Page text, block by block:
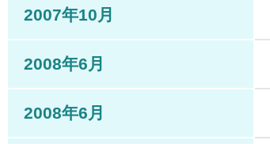
2007年10月
2008年6月
2008年6月